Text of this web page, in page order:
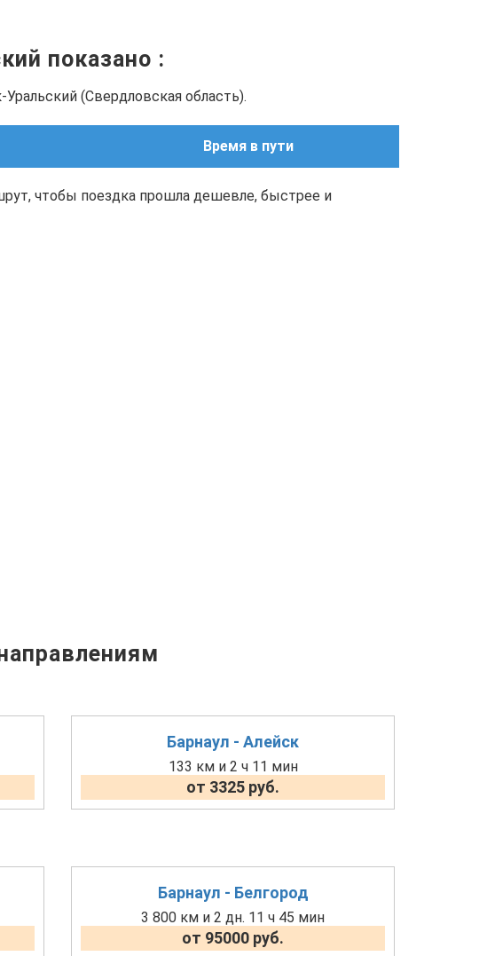
показано :
(Свердловская область).
Время в пути
чтобы поездка прошла дешевле, быстрее и
Барнаул - Алейск
133 км и 2 ч 11 мин
от 3325 руб.
Барнаул - Белгород
3 800 км и 2 дн. 11 ч 45 мин
от 95000 руб.